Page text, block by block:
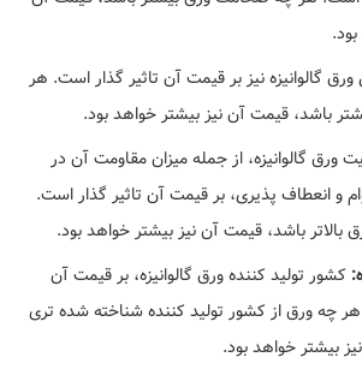
گالوانیزه نیز بر قیمت آن تاثیر گذار است. هر
باشد، قیمت آن نیز بیشتر خواهد بود.
ورق گالوانیزه، از جمله میزان مقاومت آن در
و انعطاف پذیری، بر قیمت آن تاثیر گذار است.
باشد، قیمت آن نیز بیشتر خواهد بود.
کشور تولید کننده ورق گالوانیزه، بر قیمت آن
هر چه ورق از کشور تولید کننده شناخته شده تری
بیشتر خواهد بود.